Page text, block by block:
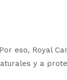
eso, Royal
y a